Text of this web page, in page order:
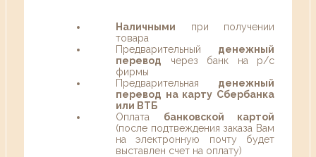
Наличными при получении
товара
Предварительный денежный
перевод через банк на р/с
фирмы
Предварительная денежный
перевод на карту Сбербанка
или ВТБ
Оплата банковской картой
(после подтвеждения заказа Вам
на электронную почту будет
выставлен счет на оплату)